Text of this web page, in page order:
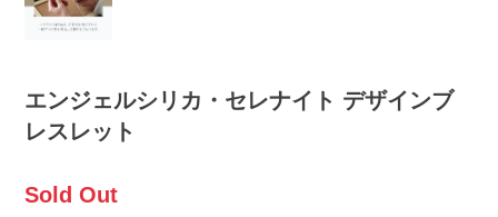
エンジェルシリカ・セレナイト デザインブ
レスレット
Sold Out